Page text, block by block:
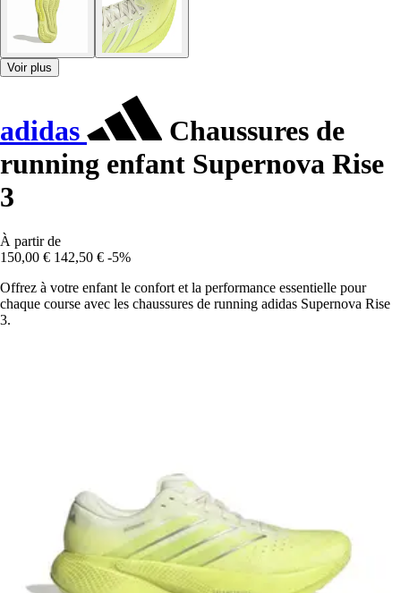
Voir plus
adidas
Chaussures de
running enfant Supernova Rise
3
À partir de
150,00 € 142,50 € -5%
Offrez à votre enfant le confort et la performance essentielle pour
chaque course avec les chaussures de running adidas Supernova Rise
3.